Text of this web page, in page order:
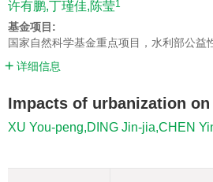
许有鹏,丁瑾佳,陈莹1
基金项目:
国家自然科学基金重点项目，水利部公
详细信息
Impacts of urbanization
XU You-peng,DING Jin-jia,CHEN